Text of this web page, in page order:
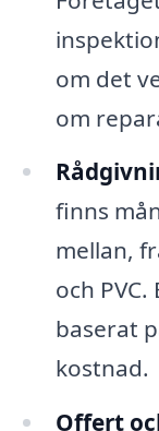
om det
om
finns
mellan,
och
baserat
kostnad.
Offert